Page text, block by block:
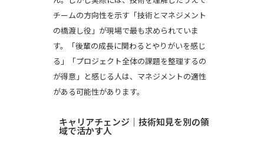
チームの方向性を示す「技術とマネジメント
の橋渡し役」が現場で最も求められていま
す。「後輩の成長に関わるとやりがいを感じ
る」「プロジェクト全体の課題を整理するの
が得意」と感じる人は、マネジメントの適性
がある可能性があります。
キャリアチェンジ｜技術知見を別の領
域で活かす人